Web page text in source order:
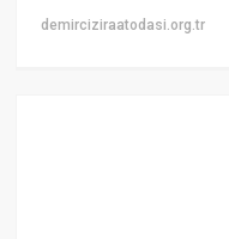
demirciziraatodasi.org.tr